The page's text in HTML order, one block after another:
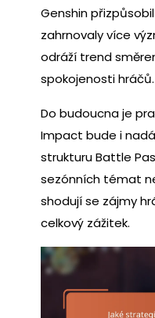
Genshin
zahrnovaly více
odráží trend
spokojenosti hráčů.
Do budoucna je
Impact bude i
strukturu Battle
sezónních témat
shodují se zájmy
celkový zážitek.